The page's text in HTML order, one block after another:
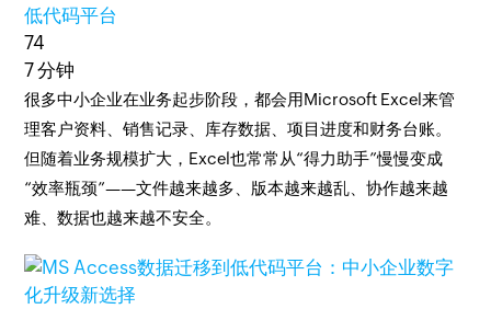
低代码平台
74
7 分钟
很多中小企业在业务起步阶段，都会用Microsoft Excel来管
理客户资料、销售记录、库存数据、项目进度和财务台账。
但随着业务规模扩大，Excel也常常从“得力助手”慢慢变成
“效率瓶颈”——文件越来越多、版本越来越乱、协作越来越
难、数据也越来越不安全。